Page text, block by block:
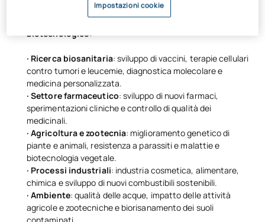
Tirocini aziendali nei principali settori del settore
biotecnologico:
· Ricerca biosanitaria: sviluppo di vaccini, terapie cellulari
contro tumori e leucemie, diagnostica molecolare e
medicina personalizzata.
· Settore farmaceutico: sviluppo di nuovi farmaci,
sperimentazioni cliniche e controllo di qualità dei
medicinali.
· Agricoltura e zootecnia: miglioramento genetico di
piante e animali, resistenza a parassiti e malattie e
biotecnologia vegetale.
· Processi industriali: industria cosmetica, alimentare,
chimica e sviluppo di nuovi combustibili sostenibili.
· Ambiente: qualità delle acque, impatto delle attività
agricole e zootecniche e biorisanamento dei suoli
contaminati.
Impostazioni cookie